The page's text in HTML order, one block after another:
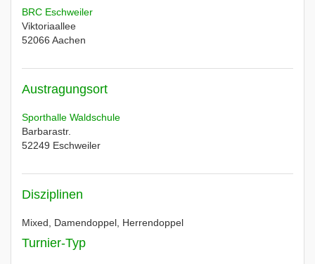
BRC Eschweiler
Viktoriaallee
52066 Aachen
Austragungsort
Sporthalle Waldschule
Barbarastr.
52249 Eschweiler
Disziplinen
Mixed, Damendoppel, Herrendoppel
Turnier-Typ